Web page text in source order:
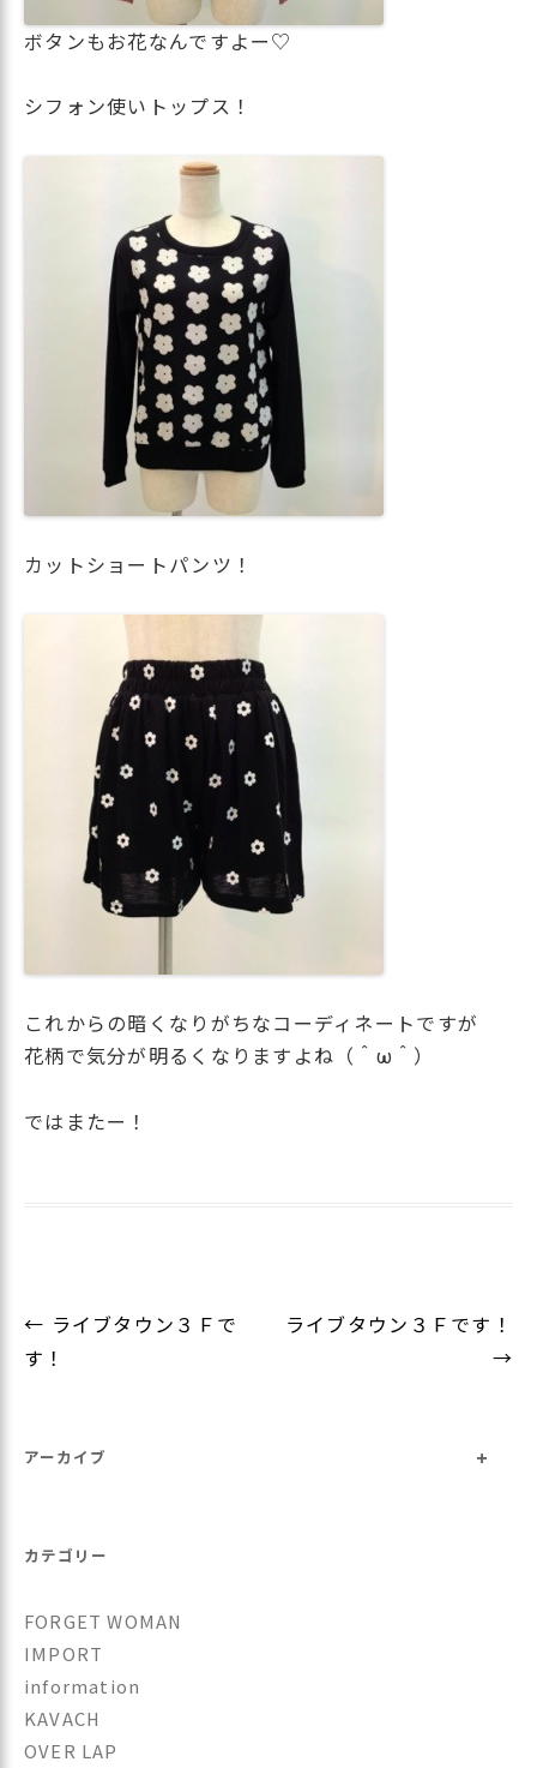
ボタンもお花なんですよー♡
シフォン使いトップス！
カットショートパンツ！
これからの暗くなりがちなコーディネートですが
花柄で気分が明るくなりますよね（＾ω＾）
ではまたー！
投
稿
ゲ
ョ
← ライブタウン３Ｆで
す！
ライブタウン３Ｆです！
→
アーカイブ +
カテゴリー
FORGET WOMAN
IMPORT
information
KAVACH
OVER LAP